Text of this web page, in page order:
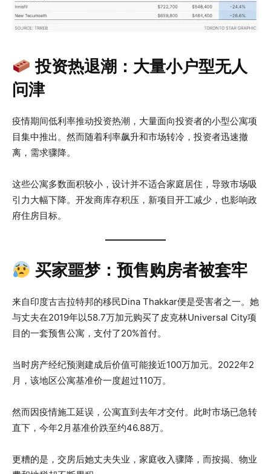
投资热退潮：大量小户型无人
问津
疫情期间低利率推动投资热潮，大量面向投资者的小型公寓项
目集中推出。然而随着利率飙升和市场转冷，投资者迅速撤
离，需求骤降。
这些公寓多数面积较小，设计并不适合家庭居住，导致市场吸
引力大幅下降。开发商库存积压，新项目开工减少，也影响政
府住房目标。
买家噩梦：预售购房者被套牢
来自印度古吉拉特邦的移民Dina Thakkar便是受害者之一。她
与丈夫在2019年以58.7万加元购买了皮克林Universal City项
目的一套预售公寓，支付了20%首付。
当时房产经纪预测建成后价值可能接近100万加元。2022年2
月，该地区公寓基准价一度超过110万。
然而因疫情施工延误，公寓直到去年才交付。此时市场已急转
直下，今年2月基准价跌至约46.88万。
更糟的是，交房后她丈夫失业，家庭收入骤降，而按揭、物业